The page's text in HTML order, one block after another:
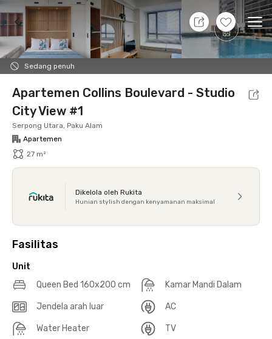
+21
Sedang penuh
9 Agt 26 - Belum tahu
Foto Fasilitas bersama Lokasi Aturan
Apartemen Collins Boulevard - Studio
City View #1
Serpong Utara, Paku Alam
Apartemen
27 m²
Dikelola oleh Rukita
Hunian stylish dengan kenyamanan maksimal
Fasilitas
Unit
Queen Bed 160x200 cm
Kamar Mandi Dalam
Jendela arah luar AC
Water Heater TV